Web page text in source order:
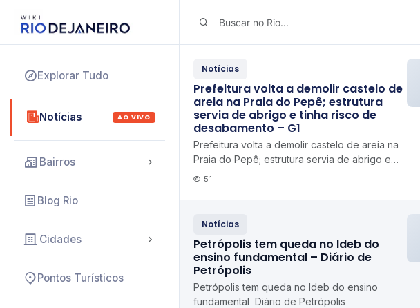
Explorar Tudo
Notícias AO VIVO
Bairros
Blog Rio
Cidades
Pontos Turísticos
Notícias
Prefeitura volta a demolir castelo de
areia na Praia do Pepê; estrutura
servia de abrigo e tinha risco de
desabamento – G1
Prefeitura volta a demolir castelo de areia na
Praia do Pepê; estrutura servia de abrigo e
tinha risco de desabamento G1
51
Notícias
Petrópolis tem queda no Ideb do
ensino fundamental – Diário de
Petrópolis
Petrópolis tem queda no Ideb do ensino
fundamental Diário de Petrópolis